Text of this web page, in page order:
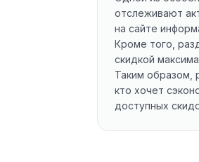
отслеживают
на сайте
Кроме того,
скидкой
Таким образом,
кто хочет
доступных